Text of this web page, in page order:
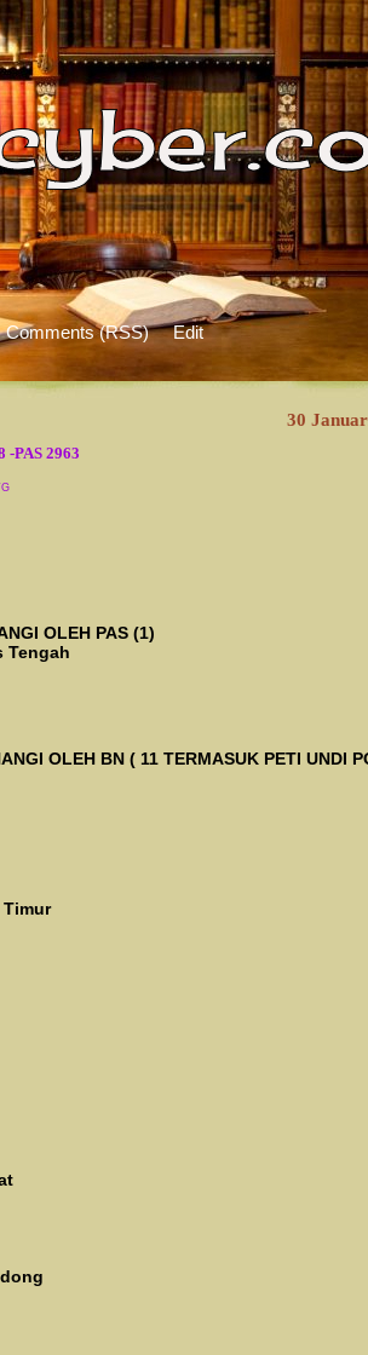
Comments (RSS) Edit
30
-PAS 2963
OLEH PAS (1)
Tengah
OLEH BN ( 11 TERMASUK PETI UNDI